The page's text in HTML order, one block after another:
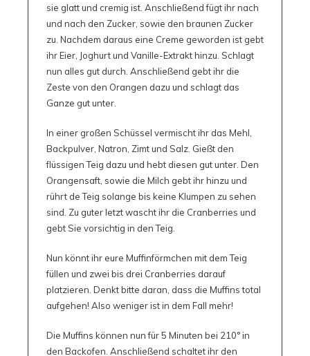
sie glatt und cremig ist. Anschließend fügt ihr nach
und nach den Zucker, sowie den braunen Zucker
zu. Nachdem daraus eine Creme geworden ist gebt
ihr Eier, Joghurt und Vanille-Extrakt hinzu. Schlagt
nun alles gut durch. Anschließend gebt ihr die
Zeste von den Orangen dazu und schlagt das
Ganze gut unter.
In einer großen Schüssel vermischt ihr das Mehl,
Backpulver, Natron, Zimt und Salz. Gießt den
flüssigen Teig dazu und hebt diesen gut unter. Den
Orangensaft, sowie die Milch gebt ihr hinzu und
rührt de Teig solange bis keine Klumpen zu sehen
sind. Zu guter letzt wascht ihr die Cranberries und
gebt Sie vorsichtig in den Teig.
Nun könnt ihr eure Muffinförmchen mit dem Teig
füllen und zwei bis drei Cranberries darauf
platzieren. Denkt bitte daran, dass die Muffins total
aufgehen! Also weniger ist in dem Fall mehr!
Die Muffins können nun für 5 Minuten bei 210° in
den Backofen. Anschließend schaltet ihr den